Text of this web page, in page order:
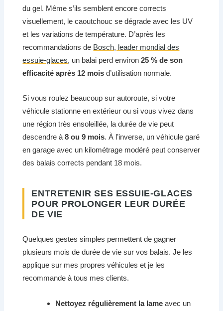
du gel. Même s’ils semblent encore corrects
visuellement, le caoutchouc se dégrade avec les UV
et les variations de température. D’après les
recommandations de Bosch, leader mondial des
essuie-glaces, un balai perd environ25 % de son
efficacité après 12 mois d’utilisation normale.
Si vous roulez beaucoup sur autoroute, si votre
véhicule stationne en extérieur ou si vous vivez dans
une région très ensoleillée, la durée de vie peut
descendre à8 ou 9 mois. À l’inverse, un véhicule garé
en garage avec un kilométrage modéré peut conserver
des balais corrects pendant 18 mois.
ENTRETENIR SES ESSUIE-GLACES
POUR PROLONGER LEUR DURÉE
DE VIE
Quelques gestes simples permettent de gagner
plusieurs mois de durée de vie sur vos balais. Je les
applique sur mes propres véhicules et je les
recommande à tous mes clients.
Nettoyez régulièrement la lame avec un